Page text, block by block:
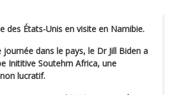
des États-Unis en visite en Namibie.
dans le pays, le Dr Jill Biden a
Inititive Soutehrn Africa, une
lucratif.